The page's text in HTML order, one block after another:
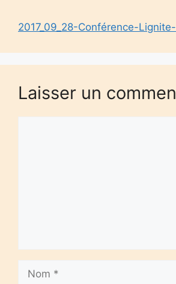
2017_09_28-Conférence-
Laisser un